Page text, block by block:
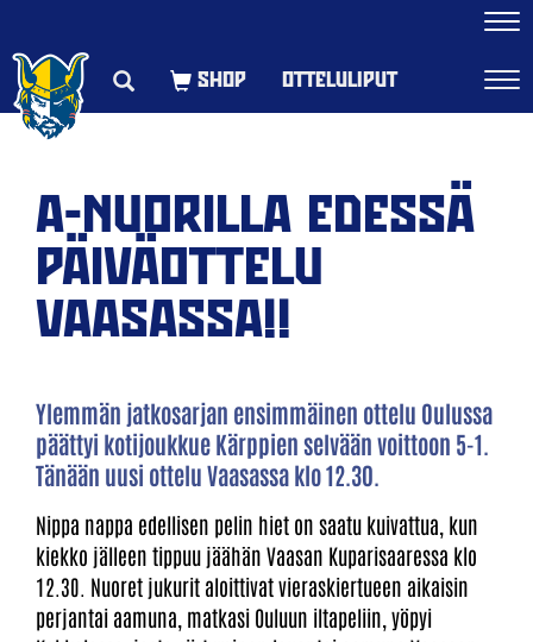
OTTELULIPUT
A-NUORILLA EDESSÄ
PÄIVÄOTTELU
VAASASSA!!
Ylemmän jatkosarjan ensimmäinen ottelu Oulussa
päättyi kotijoukkue Kärppien selvään voittoon 5-1.
Tänään uusi ottelu Vaasassa klo 12.30.
Nippa nappa edellisen pelin hiet on saatu kuivattua, kun
kiekko jälleen tippuu jäähän Vaasan Kuparisaaressa klo
12.30. Nuoret jukurit aloittivat vieraskiertueen aikaisin
perjantai aamuna, matkasi Ouluun iltapeliin, yöpyi